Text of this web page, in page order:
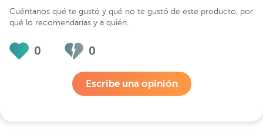
Cuéntanos qué te gustó y qué no te gustó de este producto, por
qué lo recomendarías y a quién.
0 0
Escribe una opinión